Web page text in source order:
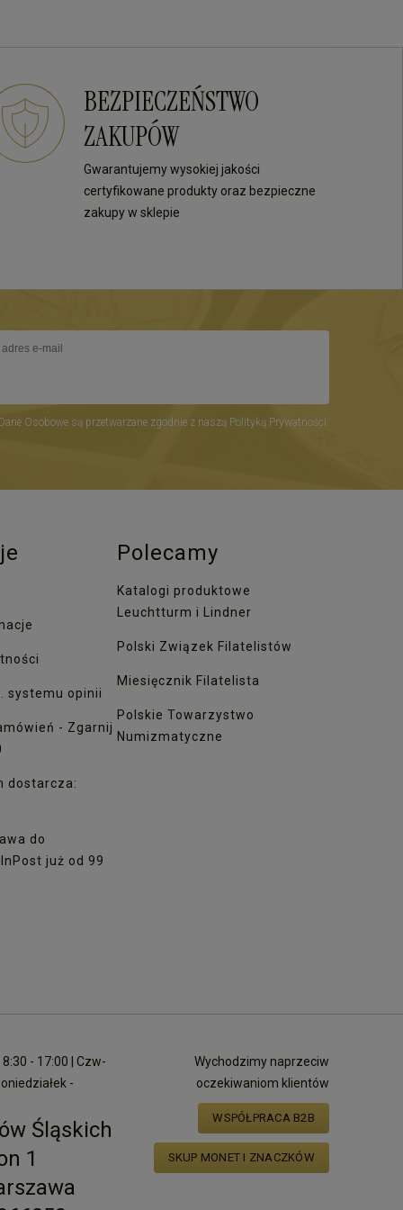
BEZPIECZEŃSTWO
ZAKUPÓW
Gwarantujemy wysokiej jakości
certyfikowane produkty oraz bezpieczne
zakupy w sklepie
Osobowe są przetwarzane zgodnie z naszą Polityką Prywatności.
systemu opinii
- Zgarnij
dostarcza:
do
już od 99
Polecamy
Katalogi produktowe
Leuchtturm i Lindner
Polski Związek Filatelistów
Miesięcznik Filatelista
Polskie Towarzystwo
Numizmatyczne
- 17:00 | Czw-
-
Śląskich
1
Wychodzimy naprzeciw
oczekiwaniom klientów
WSPÓŁPRACA B2B
SKUP MONET I ZNACZKÓW